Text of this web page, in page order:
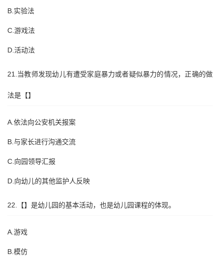
B.实验法
C.游戏法
D.活动法
21.当教师发现幼儿有遭受家庭暴力或者疑似暴力的情况，正确的做
法是【】
A.依法向公安机关报案
B.与家长进行沟通交流
C.向园领导汇报
D.向幼儿的其他监护人反映
22.【】是幼儿园的基本活动，也是幼儿园课程的体现。
A.游戏
B.模仿